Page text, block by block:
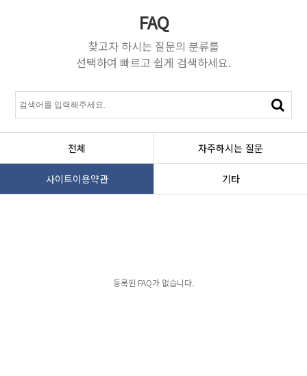
FAQ
찾고자 하시는 질문의 분류를
선택하여 빠르고 쉽게 검색하세요.
전체 자주하시는 질문
사이트이용약관 기타
등록된 FAQ가 없습니다.